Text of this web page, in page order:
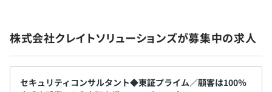
った様々な案件がございます！
無期雇用
株式会社クレイトソリューションズが募集中の求人
セキュリティコンサルタント◆東証プライム／顧客は100％